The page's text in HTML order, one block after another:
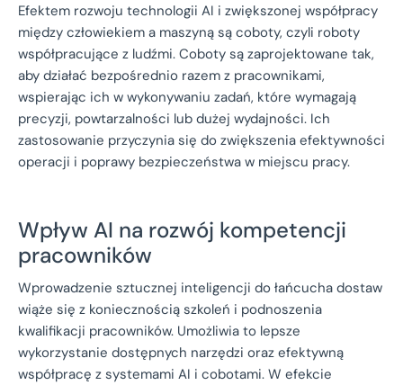
Efektem rozwoju technologii AI i zwiększonej współpracy
między człowiekiem a maszyną są coboty, czyli roboty
współpracujące z ludźmi. Coboty są zaprojektowane tak,
aby działać bezpośrednio razem z pracownikami,
wspierając ich w wykonywaniu zadań, które wymagają
precyzji, powtarzalności lub dużej wydajności. Ich
zastosowanie przyczynia się do zwiększenia efektywności
operacji i poprawy bezpieczeństwa w miejscu pracy.
Wpływ AI na rozwój kompetencji
pracowników
Wprowadzenie sztucznej inteligencji do łańcucha dostaw
wiąże się z koniecznością szkoleń i podnoszenia
kwalifikacji pracowników. Umożliwia to lepsze
wykorzystanie dostępnych narzędzi oraz efektywną
współpracę z systemami AI i cobotami. W efekcie